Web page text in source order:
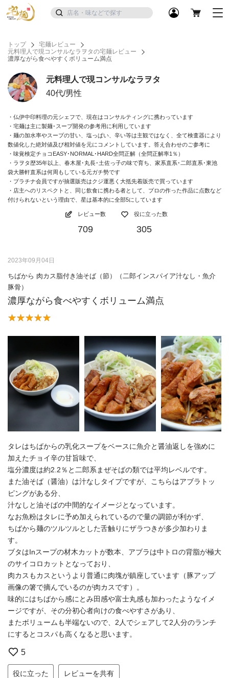
トップ
宅麺レビュー
元料理人で現コンサルなラヲタの宅麺レビュー
濃厚ながら食べやすくボリューム満点
元料理人で現コンサルなラヲタ
40代/男性
・仏伊中印料理の元シェフで、現在はコンサルティングに携わっています
・宅麺は主に製麺･スープ開発の参考用に利用しています
・麺の加水率やスープの甘い、塩っぱい、辛い等は主観ではなく、全て検査器により
数値化した絶対値及び相対値を元にコメントしています。答え合わせのご参考に
・味覚検定チョコEASY･NORMAL･HARD全問正解（全問正解率1％）
・ラヲタ歴35年以上、春木屋･丸長･土佐っ子の味で育ち、家系直系･二郎直系･東池
袋大勝軒直系は何周もしている元ガチ勢です
・プラチナ会員ですが抽選販売はクジ運悪く大抵先着販売で買っています
・店主へのリスペクトと、同じ飲食に携わる者として、プロの作った作品に点数など
付けられないという理由で、星は基本的に全部5にしています
レビュー数
709
役に立った数
305
2023年09月04日
ちばから 肉カス脂付き油そば（節）（二郎インスパイア汁なし・魚介
豚骨）
濃厚ながら食べやすくボリューム満点
タレはちばからの乳化スープをベースに魚介と醤油返しを強めに
加えたチョイ辛の甘旨味で、
塩分濃度は約2.2％と二郎系まぜそばの類では平均レベルです。
また油そば（醤油）は汁なしタイプですが、こちらはアブラトッ
ピングがある分、
汁なしと油そばの中間的なイメージとなっています。
なお魚粉はタレに予め加えられているので量の調節が利かず、
ちばから麺のツルツルとした舌触りにザラつきが多少加わりま
す。
ブタはInスープの材木カットが数本、アブラは中トロの背脂が極大
のサイコロカットとなっており、
肉カスもカスというより普通に肉塊が鎮座しています（豚アップ
画像の箸で摘んでいるのが肉カスです）。
味的にはちばから感にとみ田感や富士丸感も加わったようなイメ
ージですが、その分初心者向けの食べやすさがあり、
またボリュームも半端ないので、2人でシェアして2人分のランチ
にするとコスパも高くなると思います。
5
役に立った レビューを共有